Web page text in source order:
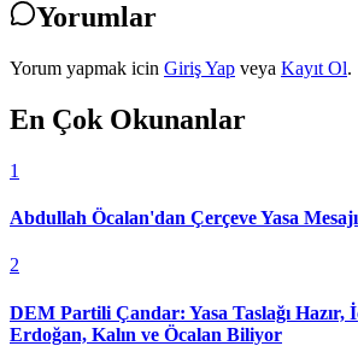
Yorumlar
Yorum yapmak icin Giriş Yap veya Kayıt Ol.
En Çok Okunanlar
1
Abdullah Öcalan'dan Çerçeve Yasa Mesajı
2
DEM Partili Çandar: Yasa Taslağı Hazır,
Erdoğan, Kalın ve Öcalan Biliyor